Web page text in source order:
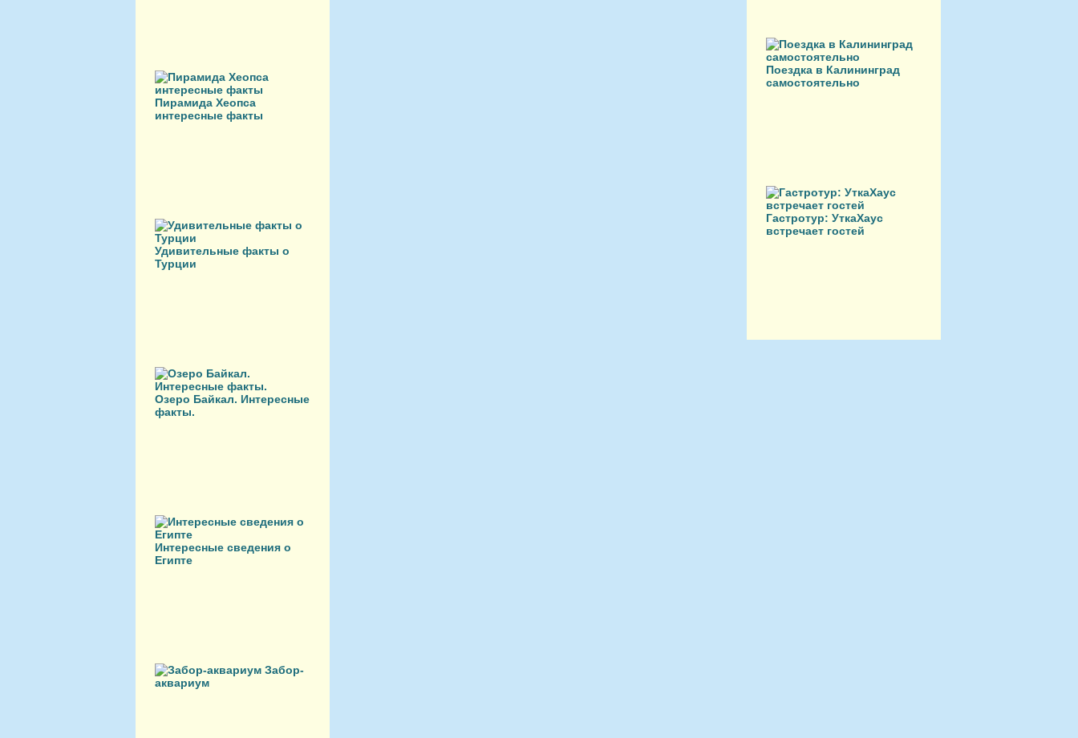
Пирамида Хеопса
интересные факты
Удивительные факты о
Турции
Озеро Байкал. Интересные
факты.
Интересные сведения о
Египте
Забор-
аквариум
Поездка в Калининград
самостоятельно
Гастротур: УткаХаус
встречает гостей